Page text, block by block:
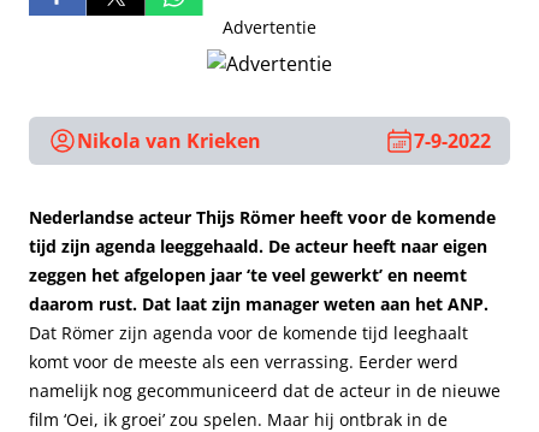
Advertentie
Nikola van Krieken 7-9-2022
Nederlandse acteur Thijs Römer heeft voor de komende
tijd zijn agenda leeggehaald. De acteur heeft naar eigen
zeggen het afgelopen jaar ‘te veel gewerkt’ en neemt
daarom rust. Dat laat zijn manager weten aan het ANP.
Dat Römer zijn agenda voor de komende tijd leeghaalt
komt voor de meeste als een verrassing. Eerder werd
namelijk nog gecommuniceerd dat de acteur in de nieuwe
film ‘Oei, ik groei’ zou spelen. Maar hij ontbrak in de